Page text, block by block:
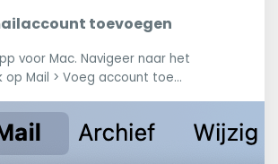
toevoegen
voor Mac. Navigeer naar het
op Mail > Voeg account toe...